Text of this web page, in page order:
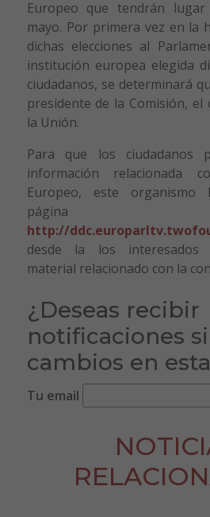
Europeo que tendrán
mayo. Por primera vez en la
dichas elecciones al
institución europea elegida
ciudadanos, se determinará
presidente de la Comisión,
la Unión.
Para que los ciudadanos
información relacionada
Europeo, este organismo
página
http://
desde la los interesados
material relacionado con la
¿Deseas recibir
notificaciones
cambios en
Tu email